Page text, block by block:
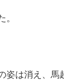
は消え、馬